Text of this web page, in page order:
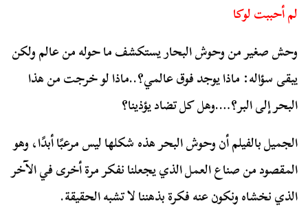
لم أحببت لوكا
وحش صغير من وحوش البحار يستكشف ما حوله من عالم ولكن
يبقى سؤاله: ماذا يوجد فوق عالمي؟..ماذا لو خرجت من هذا
البحر إلى البر؟….وهل كل تضاد يؤذينا؟
الجميل بالفيلم أن وحوش البحر هذه شكلها ليس مرعبًا أبدًا، وهو
المقصود من صناع العمل الذي يجعلنا نفكر مرة أخرى في الآخر
الذي نخشاه ونكون عنه فكرة بذهننا لا تشبه الحقيقة.